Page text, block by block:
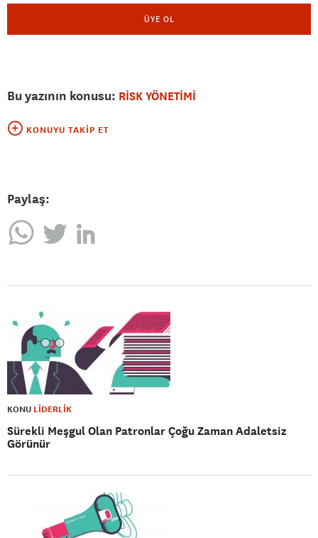
ÜYE OL
Bu yazının konusu: RİSK YÖNETİMİ
KONUYU TAKIP ET
Paylaş:
KONU LİDERLİK
Sürekli Meşgul Olan Patronlar Çoğu Zaman Adaletsiz
Görünür